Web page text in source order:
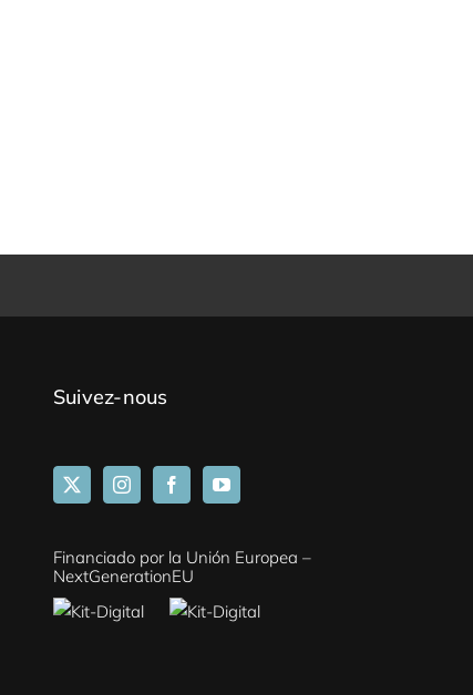
Suivez-nous
Financiado por la Unión Europea –
NextGenerationEU